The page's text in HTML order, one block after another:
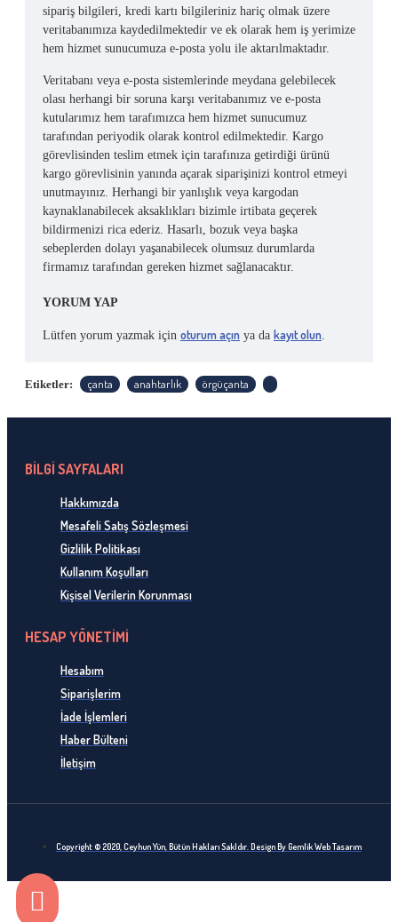
sipariş bilgileri, kredi kartı bilgileriniz hariç olmak üzere
veritabanımıza kaydedilmektedir ve ek olarak hem iş yerimize
hem hizmet sunucumuza e-posta yolu ile aktarılmaktadır.
Veritabanı veya e-posta sistemlerinde meydana gelebilecek
olası herhangi bir soruna karşı veritabanımız ve e-posta
kutularımız hem tarafımızca hem hizmet sunucumuz
tarafından periyodik olarak kontrol edilmektedir. Kargo
görevlisinden teslim etmek için tarafınıza getirdiği ürünü
kargo görevlisinin yanında açarak siparişinizi kontrol etmeyi
unutmayınız. Herhangi bir yanlışlık veya kargodan
kaynaklanabilecek aksaklıkları bizimle irtibata geçerek
bildirmenizi rica ederiz. Hasarlı, bozuk veya başka
sebeplerden dolayı yaşanabilecek olumsuz durumlarda
firmamız tarafından gereken hizmet sağlanacaktır.
YORUM YAP
Lütfen yorum yazmak için oturum açın ya da kayıt olun
Etiketler: çanta anahtarlık örgüçanta
BİLGİ SAYFALARI
Hakkımızda
Mesafeli Satış Sözleşmesi
Gizlilik Politikası
Kullanım Koşulları
Kişisel Verilerin Korunması
HESAP YÖNETİMİ
Hesabım
Siparişlerim
İade İşlemleri
Haber Bülteni
İletişim
Copyright © 2020, Ceyhun Yün, Bütün Hakları Sakldır. Design By Gemlik Web Tasarım